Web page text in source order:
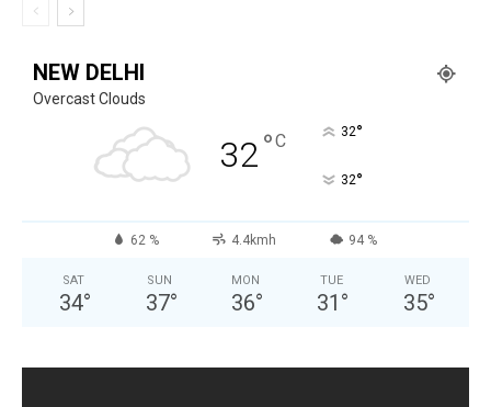
NEW DELHI
Overcast Clouds
32°C 32°
32°
62 % 4.4kmh 94 %
SAT
34°
SUN
37°
MON
36°
TUE
31 °
WED
35°